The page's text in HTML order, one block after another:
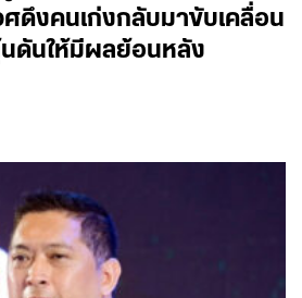
ศดึงคนเก่งกลับมาขับเคลื่อน
ดันให้มีผลย้อนหลัง